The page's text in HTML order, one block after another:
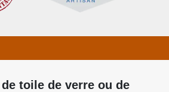
toile de verre ou de